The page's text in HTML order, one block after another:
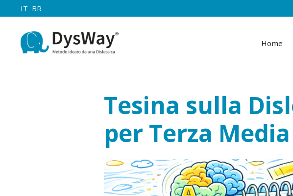
IT BR
Home
Tesina sulla
per Terza